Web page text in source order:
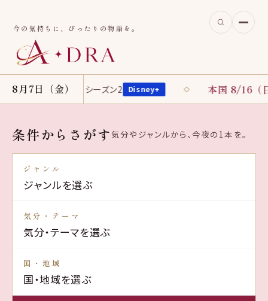
今の気持ちに、ぴったりの物語を。
8月7日（金）
財閥X刑事 シーズン2 Disney+ 本国 8/16（日）我
条件からさがす気分やジャンルから、今夜の1本を。
ジャンル
気分・テーマ
国・地域